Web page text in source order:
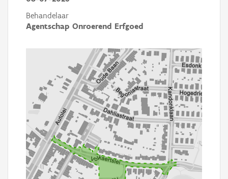
Behandelaar
Agentschap Onroerend Erfgoed